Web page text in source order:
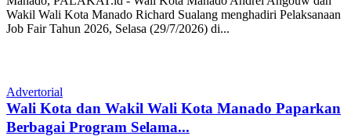
Wakil Wali Kota Manado Richard Sualang menghadiri Pelaksanaan
Job Fair Tahun 2026, Selasa (29/7/2026) di...
Advertorial
Wali Kota dan Wakil Wali Kota Manado Paparkan
Berbagai Program Selama...